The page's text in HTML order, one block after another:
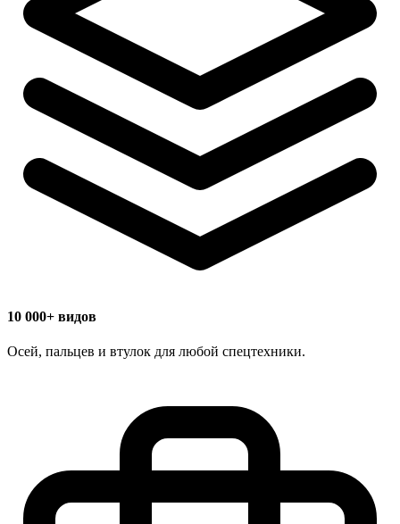
10 000+ видов
Осей, пальцев и втулок для любой спецтехники.